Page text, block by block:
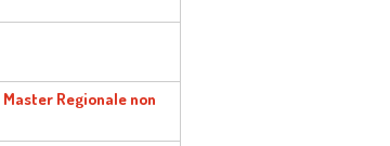
Master Regionale non